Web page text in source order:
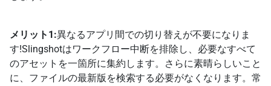
メリット1:異なるアプリ間での切り替えが不要になりま
す!Slingshotはワークフロー中断を排除し、必要なすべて
のアセットを一箇所に集約します。さらに素晴らしいこと
に、ファイルの最新版を検索する必要がなくなります。常